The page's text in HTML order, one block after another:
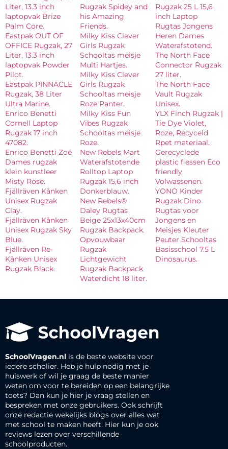
Liter, 13.3 inch
laptopvak Brize
Palm Core.
Eastpak OUT OF
OFFICE Rugzak, 27
Liter, 13.3 inch
laptopvak Powder
Pilot.
Eastpak PINNACLE
Rugzak, 38 Liter
Ultra Marine.
Enrico Benetti
Cornell Laptop
Rugzak 17 inch
47082.
Enrico Benetti Zoë
Dames rugzak
klein kunstleer
Misty Rose.
Fjällräven Kånken
Unisex Rugzak
Clay.
Fjällräven Kånken
Unisex Rugzak Sky
Blue.
Fjällräven Re-
Kånken Unisex
Rugzak Black.
Rugzak Spidey and
his Amazing
Friends.
Milky Kiss Clever
Girls Rugzak
Schooltas meisje
Multi Hartjes.
Milky Kiss Clever
Girls Rugzak
Schooltas meisje
Roze Panter.
Milky Kiss Fun
Vibes Rugzak
Schooltas meisje
Roze.
New Rebels Mart
Waterafstotende
Rolltop Laptop
Rugzak 15,6 inch
Donkerblauw.
New Rebels®
Daley Rugtas
Beige 25x13x40cm
Rugzak Backpack.
Opvouwbaar
Rugzak
Lichtgewicht
Rugzak Backpack
Waterdicht 18 liter.
Rugzak 25 L 15,6
inch Laptop
Rugtas Jongens
Heren Dames
Waterafstotend.
The North Face
Connector Rugzak
27 liter.
The North Face
Vault Rugzak
Unisex.
YLX Finch Rugzak |
Tie Dye Violet,
Roze, Recyceld
Rpet materiaal.
Gerecyclede
plastic flessen Eco
friendly.
Volwassenen.
YONO Kinder
Rugzak Dino
Rugtas voor
Jongens en
Meisjes Kleuter
Peuter Schooltas
Basisschool 7.5 L
Dinosaurus.
SchoolVragen.nl is de beste website voor
iedere scholier. Heb je hulp nodig met je
huiswerk of wil je graag de beste manier
weten om voor te bereiden op een belangrijke
toets? Dan kun je hier je vraag stellen en
bespreken met onze gebruikers. Ook schrijft
onze redactie wekelijks blogs over alles wat
met school te maken heeft. Hier kun je ook
reviews lezen over verschillende
schoolproducten.